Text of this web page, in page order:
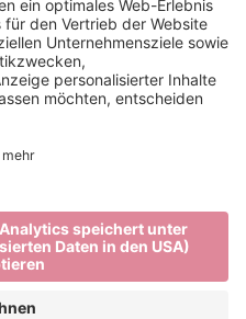
Förderungen